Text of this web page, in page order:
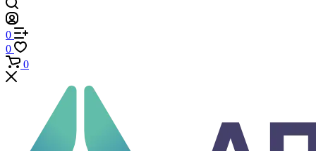
+7 (812) 640-40-13
По всем вопросам
8 800 777 20 78
Отдел неразрушающего контроля
+7 965 786 38 77
Отдел контрольно измерительных приборов
Заказать звонок